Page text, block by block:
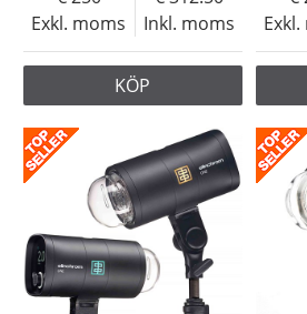
Exkl. moms
Inkl. moms
KÖP